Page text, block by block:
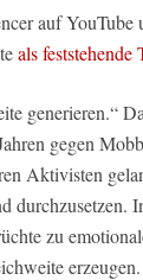
auf YouTube
als feststehende
generieren.“
gegen
Aktivisten
durchzusetzen.
zu
erzeugen.